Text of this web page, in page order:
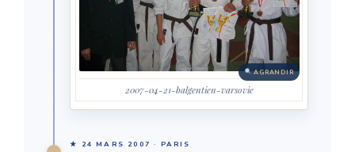
AGRANDIR
2007-04-21-balgentien-varsovie
★ 24 MARS 2007 · PARIS